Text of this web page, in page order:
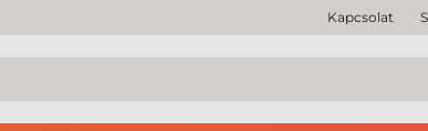
Kapcsolat